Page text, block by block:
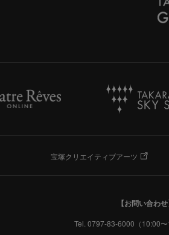
宝塚クリエイティブアーツ
【お問い合わせ
Tel. 0797-83-6000（10:00